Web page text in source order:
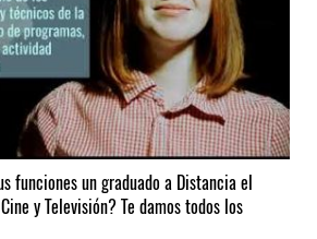
funciones un graduado a Distancia el
y Televisión? Te damos todos los